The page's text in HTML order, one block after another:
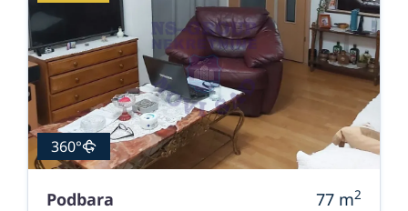
360°
Podbara 77 m2